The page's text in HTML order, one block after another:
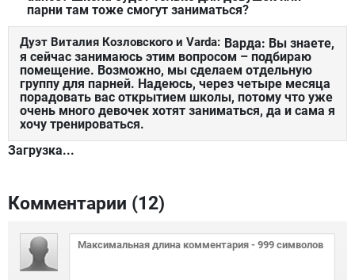
парни там тоже смогут заниматься?
Дуэт Виталия Козловского и Varda: Варда: Вы знаете,
я сейчас занимаюсь этим вопросом – подбираю
помещение. Возможно, мы сделаем отдельную
группу для парней. Надеюсь, через четыре месяца
порадовать вас открытием школы, потому что уже
очень много девочек хотят заниматься, да и сама я
хочу тренироваться.
Загрузка...
Комментарии (12)